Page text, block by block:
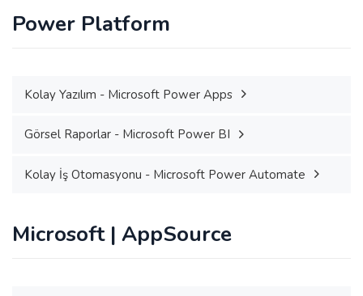
Power Platform
Kolay Yazılım - Microsoft Power Apps
Görsel Raporlar - Microsoft Power BI
Kolay İş Otomasyonu - Microsoft Power Automate
Microsoft | AppSource